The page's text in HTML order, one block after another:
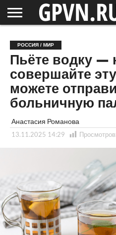
ОБЛАСТЬ
НОВОСТИ
СОСЕДЕЙ
РОССИЯ
/ МИР
СПЕЦПРОЕКТЫ
БЛОГ
СТАТЬИ
ФОТОРЕПОРТАЖИ
ИНТЕРВЬЮ
ОБЪЕКТЫ
ПОДБОРКИ
РОССИЯ / МИР
Пьёте водку —
совершайте
можете
больничную
Анастасия Романова
13.11.2025 14:29 Просмотров: